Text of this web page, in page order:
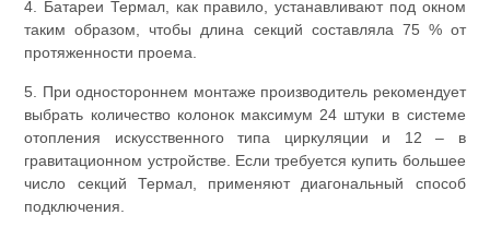
4. Батареи Термал, как правило, устанавливают под окном
таким образом, чтобы длина секций составляла 75 % от
протяженности проема.
5. При одностороннем монтаже производитель рекомендует
выбрать количество колонок максимум 24 штуки в системе
отопления искусственного типа циркуляции и 12 – в
гравитационном устройстве. Если требуется купить большее
число секций Термал, применяют диагональный способ
подключения.